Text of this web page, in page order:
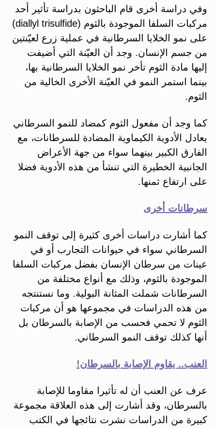
وفي دراسة أخرى قام الباحثون بدراسة تأثير أحد
مركبات السلفا الموجودة بالثوم (diallyl trisulfide)
على نمو الخلايا السرطانية في عملية زرع لعيّنتين
من جسم الإنسان. وجد أن العيّنة التي أضيفت
إليها مادة الثوم تأخر نمو الخلايا السرطانية بها،
بينما استمر النمو في العيّنة الأخرى الخالية من
الثوم.
كما وجد أن مفعول الثوم كمضاد للنمو السرطاني
يعادل الأدوية الكيماوية المضادة للسرطانات، مع
الفارق الكبير بينهما سواء من جهة الأعراض
الجانبية الخطيرة التي تنشأ من هذه الأدوية فضلا
على ارتفاع ثمنها.
سرطانات أخرى
كما أشارت دراسات أخرى كثيرة إلى توقف النمو
السرطاني سواء في حيوانات التجارب أو في
عينات من سرطان الإنسان بفضل مركبات السلفا
الموجودة بالثوم، وذلك مع أنواع مختلفة من
السرطانات شملت المثانة البولية. وما نستنتجه
من هذه الدراسات في مجموعها هو أن مركبات
الثوم لا تحمي فحسب من الإصابة بالسرطان بل
أنها كذلك توقف النمو السرطاني.
العنب.. يقاوم الإصابة بالسرطان!
عرف عن العنب أن له تأثيرا مقاوما للإصابة
بالسرطان، وقد أشارت إلى هذه العلاقة مجموعة
كبيرة من الدراسات نشرت نتائجها في الكتب